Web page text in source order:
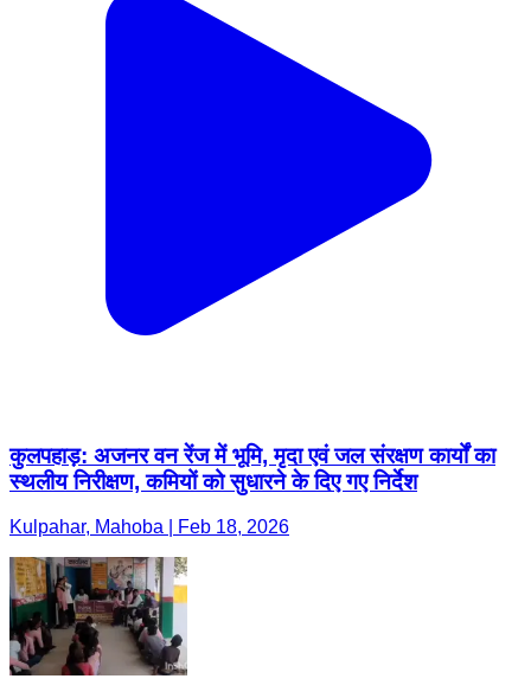
कुलपहाड़: अजनर वन रेंज में भूमि, मृदा एवं जल संरक्षण कार्यों का
स्थलीय निरीक्षण, कमियों को सुधारने के दिए गए निर्देश
Kulpahar, Mahoba | Feb 18, 2026